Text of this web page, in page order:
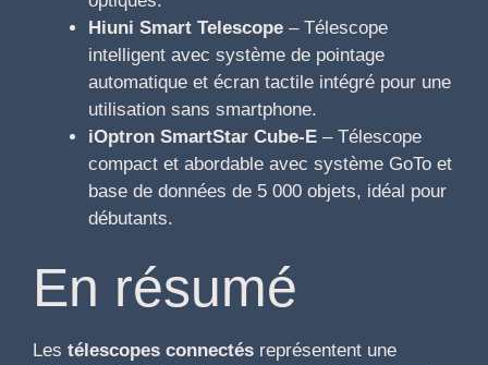
Hiuni Smart Telescope – Télescope
intelligent avec système de pointage
automatique et écran tactile intégré pour une
utilisation sans smartphone.
iOptron SmartStar Cube-E – Télescope
compact et abordable avec système GoTo et
base de données de 5 000 objets, idéal pour
débutants.
En résumé
Les télescopes connectés représentent une